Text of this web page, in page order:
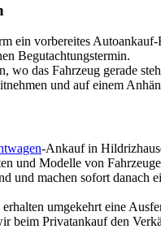
ein vorbereites
Begutachtungstermin.
das Fahrzeug gerade
und auf einem
-Ankauf in
und Modelle von
und machen sofort
umgekehrt eine
beim Privatankauf den